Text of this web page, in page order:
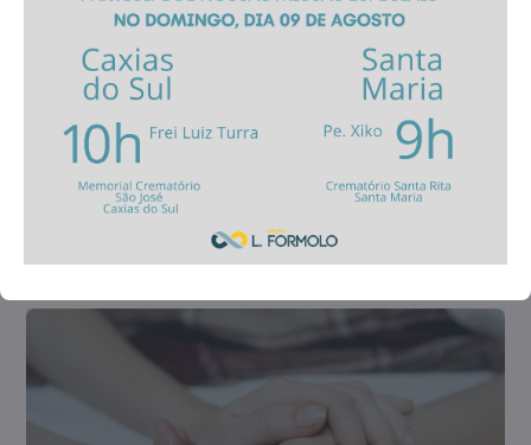
Por que o Brasil não
autoriza Eutanásia?
11 de